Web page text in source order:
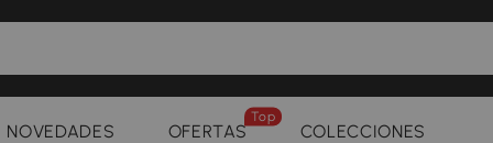
NOVEDADES OFERTAS
Top
COLECCIONES